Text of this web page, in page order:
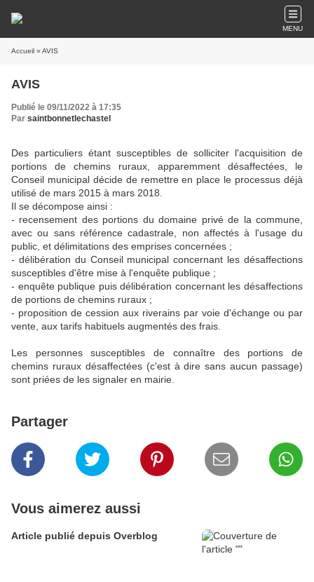
MENU
Accueil » AVIS
AVIS
Publié le 09/11/2022 à 17:35
Par saintbonnetlechastel
Des particuliers étant susceptibles de solliciter l'acquisition de
portions de chemins ruraux, apparemment désaffectées, le
Conseil municipal décide de remettre en place le processus déjà
utilisé de mars 2015 à mars 2018.
Il se décompose ainsi :
- recensement des portions du domaine privé de la commune,
avec ou sans référence cadastrale, non affectés à l'usage du
public, et délimitations des emprises concernées ;
- délibération du Conseil municipal concernant les désaffections
susceptibles d'être mise à l'enquête publique ;
- enquête publique puis délibération concernant les désaffections
de portions de chemins ruraux ;
- proposition de cession aux riverains par voie d'échange ou par
vente, aux tarifs habituels augmentés des frais.
Les personnes susceptibles de connaître des portions de
chemins ruraux désaffectées (c'est à dire sans aucun passage)
sont priées de les signaler en mairie.
Partager
Vous aimerez aussi
Article publié depuis Overblog